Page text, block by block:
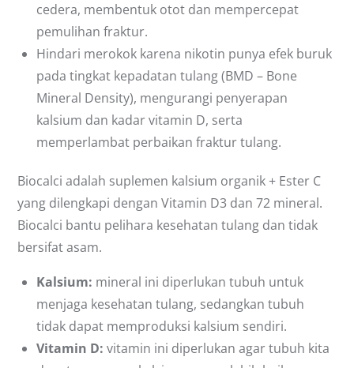
cedera, membentuk otot dan mempercepat
pemulihan fraktur.
Hindari merokok karena nikotin punya efek buruk
pada tingkat kepadatan tulang (BMD – Bone
Mineral Density), mengurangi penyerapan
kalsium dan kadar vitamin D, serta
memperlambat perbaikan fraktur tulang.
Biocalci adalah suplemen kalsium organik + Ester C
yang dilengkapi dengan Vitamin D3 dan 72 mineral.
Biocalci bantu pelihara kesehatan tulang dan tidak
bersifat asam.
Kalsium: mineral ini diperlukan tubuh untuk
menjaga kesehatan tulang, sedangkan tubuh
tidak dapat memproduksi kalsium sendiri.
Vitamin D: vitamin ini diperlukan agar tubuh kita